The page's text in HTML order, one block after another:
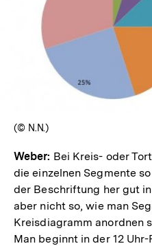
(© N.N.)
Weber: Bei Kreis- oder
die einzelnen Segmente
der Beschriftung her gut
aber nicht so, wie man
Kreisdiagramm anordnen
Man beginnt in der 12